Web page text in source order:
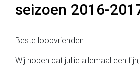
seizoen 2016-
Beste loopvrienden.
Wij hopen dat jullie allemaal een